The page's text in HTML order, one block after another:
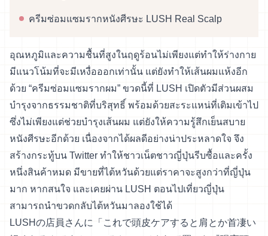
ครีมซ่อมแซมรากหนังศีรษะ LUSH Real Scalp
อุณหภูมิและความชื้นที่สูงในฤดูร้อนไม่เพียงแต่ทำให้ร่างกาย
มีแนวโน้มที่จะมีเหงื่อออกเท่านั้น แต่ยังทำให้เส้นผมแห้งอีก
ด้วย “ครีมซ่อมแซมรากผม” ขวดนี้ที่ LUSH เปิดตัวมีส่วนผสม
บำรุงจากธรรมชาติที่บริสุทธิ์ พร้อมด้วยสะระแหน่ที่เติมเข้าไป
ซึ่งไม่เพียงแต่ช่วยบำรุงเส้นผม แต่ยังให้ความรู้สึกเย็นสบาย
หนังศีรษะอีกด้วย เนื่องจากได้ผลดีอย่างน่าประหลาดใจ จึง
สร้างกระทู้บน Twitter ทำให้ชาวเน็ตชาวญี่ปุ่นรีบซื้อและครั้ง
หนึ่งสินค้าหมด มีขายที่ไต้หวันด้วยแต่ราคาจะสูงกว่าที่ญี่ปุ่น
มาก หากสนใจ และเคยผ่าน LUSH ตอนไปเที่ยวญี่ปุ่น
สามารถนำขวดกลับไต้หวันมาลองใช้ได้
LUSHの店員さんに「これで頭皮ケアすると肩とか首凄い